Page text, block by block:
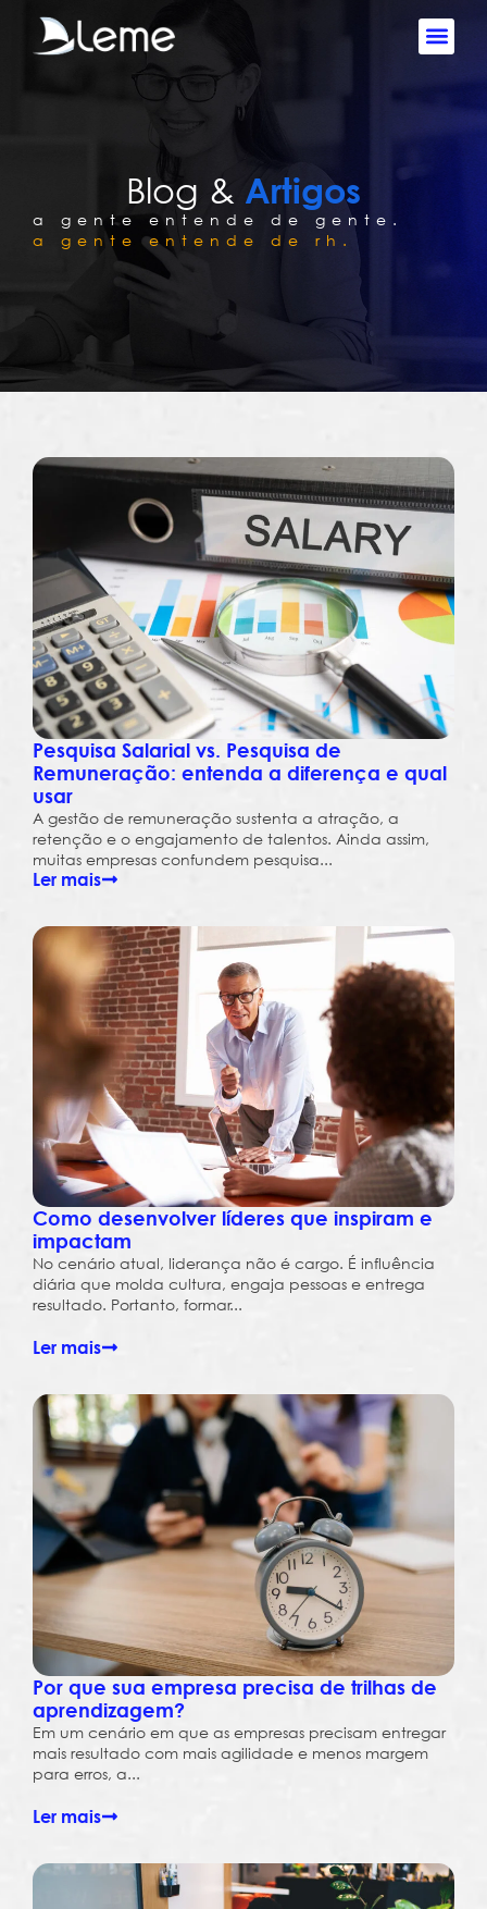
Blog & Artigos
a gente entende de gente.
a gente entende de rh.
Pesquisa Salarial vs. Pesquisa de
Remuneração: entenda a diferença e qual
usar
A gestão de remuneração sustenta a atração, a
retenção e o engajamento de talentos. Ainda assim,
muitas empresas confundem pesquisa...
Ler mais
Como desenvolver líderes que inspiram e
impactam
No cenário atual, liderança não é cargo. É influência
diária que molda cultura, engaja pessoas e entrega
resultado. Portanto, formar...
Ler mais
Por que sua empresa precisa de trilhas de
aprendizagem?
Em um cenário em que as empresas precisam entregar
mais resultado com mais agilidade e menos margem
para erros, a...
Ler mais